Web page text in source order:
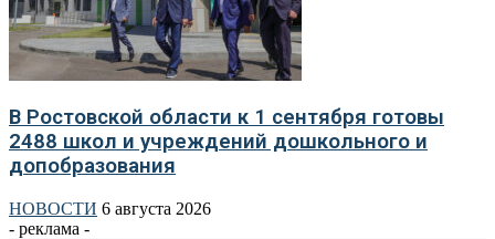
В Ростовской области к 1 сентября готовы
2488 школ и учреждений дошкольного и
допобразования
НОВОСТИ 6 августа 2026
- реклама -